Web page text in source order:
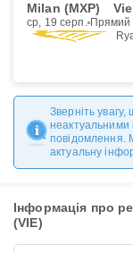
Milan (MXP)
ср, 19 серп. Прямий
Зверніть увагу,
неактуальними
повідомлення.
актуальну
Інформація про
(VIE)